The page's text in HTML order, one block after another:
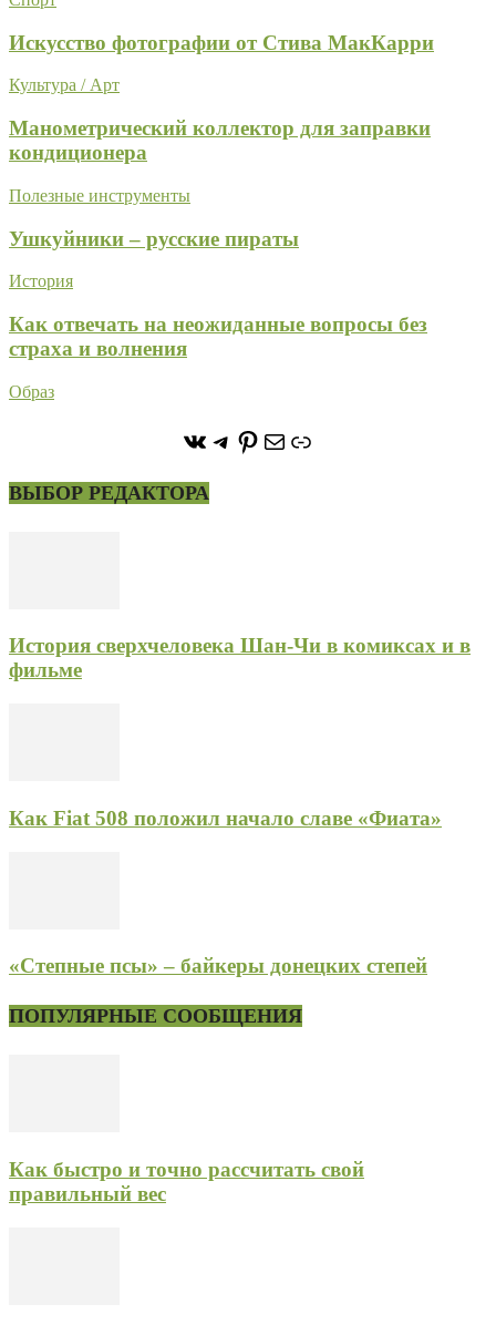
Искусство фотографии от Стива МакКарри
Культура / Арт
Манометрический коллектор для заправки
кондиционера
Полезные инструменты
Ушкуйники – русские пираты
История
Как отвечать на неожиданные вопросы без
страха и волнения
Образ
https://vk.com/
https://t.me/stoneforest
https://
ПочтаСсылка
ВЫБОР РЕДАКТОРА
История сверхчеловека Шан-Чи в комиксах и в
фильме
Как Fiat 508 положил начало славе «Фиата»
«Степные псы» – байкеры донецких степей
ПОПУЛЯРНЫЕ СООБЩЕНИЯ
Как быстро и точно рассчитать свой
правильный вес